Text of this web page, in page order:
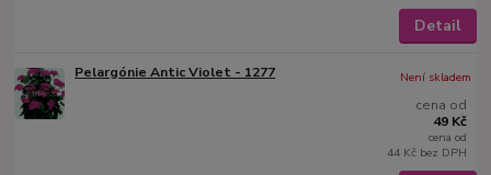
Detail
Pelargónie Antic Violet - 1277
cena od
49 Kč
cena od
44 Kč bez DPH
Není skladem